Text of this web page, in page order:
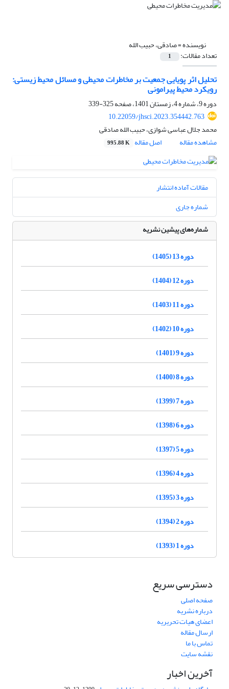
نویسنده =صادقی، حبیب الله
تعداد مقالات: 1
تحلیل اثر پویایی جمعیت بر مخاطرات محیطی و مسائل محیط زیستی:
رویکرد محیط پیرامونی
دوره 9، شماره 4، زمستان 1401، صفحه
325-339
10.22059/jhsci.2023.354442.763
محمد جلال عباسی شوازی، حبیب الله صادقی
مشاهده مقاله
اصل مقاله 995.88 K
مقالات آماده انتشار
شماره جاری
شماره‌های پیشین نشریه
دوره 13 (1405)
دوره 12 (1404)
دوره 11 (1403)
دوره 10 (1402)
دوره 9 (1401)
دوره 8 (1400)
دوره 7 (1399)
دوره 6 (1398)
دوره 5 (1397)
دوره 4 (1396)
دوره 3 (1395)
دوره 2 (1394)
دوره 1 (1393)
دسترسی سریع
صفحه اصلی
درباره نشریه
اعضای هیات تحریریه
ارسال مقاله
تماس با ما
نقشه سایت
آخرین اخبار